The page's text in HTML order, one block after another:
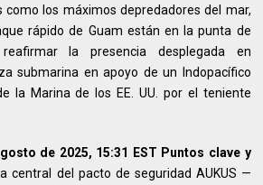
como los máximos depredadores del mar,
rápido de Guam están en la punta de
la presencia desplegada en
submarina en apoyo de un Indopacífico
la Marina de los EE. UU. por el teniente
de 2025, 15:31 EST Puntos clave y
central del pacto de seguridad AUKUS —